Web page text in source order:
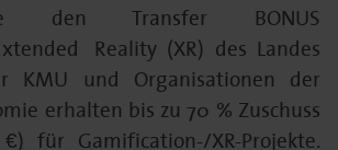
den Transfer BONUS
Reality (XR) des Landes
KMU und Organisationen der
erhalten bis zu 70 % Zuschuss
für Gamification-/XR-Projekte.